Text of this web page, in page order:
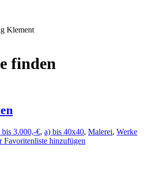
Klement
finden
bis 3.000,-€, a) bis 40x40, Malerei, Werke
Favoritenliste hinzufügen